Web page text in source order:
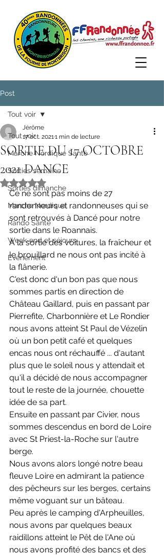
Post
Tout voir
Marche Nordique Santé
Sorties semaine
Sorties dimanche
Marche Nordique
Rando Santé
Week-end et séjours
Evènement
Tout voir
SORTIE DU 17 OCTOBRE
2021 DANCE
Jérôme
17 oct. 20211 min de lecture
Noté NaN étoiles sur 5.
Ce ne sont pas moins de 27
randonneurs et randonneuses qui se
sont retrouvés à Dancé pour notre
sortie dans le Roannais.
A la sortie des voitures, la fraîcheur et
le brouillard ne nous ont pas incité à
la flânerie.
C'est donc d'un bon pas que nous
sommes partis en direction de
Château Gaillard, puis en passant par
Pierrefite, Charbonnière et Le Rondier
nous avons atteint St Paul de Vézelin
où un bon petit café et quelques
encas nous ont réchauffé ... d'autant
plus que le soleil nous y attendait et
qu'il a décidé de nous accompagner
tout le reste de la journée, chouette
idée de sa part.
Ensuite en passant par Civier, nous
sommes descendus en bord de Loire
avec St Priest-la-Roche sur l'autre
berge.
Nous avons alors longé notre beau
fleuve Loire en admirant la patience
des pêcheurs sur les berges, certains
même voguant sur un bâteau.
Peu après le camping d'Arpheuilles,
nous avons par quelques beaux
raidillons atteint le Pêt de l'Ane où
nous avons profité des bancs et des